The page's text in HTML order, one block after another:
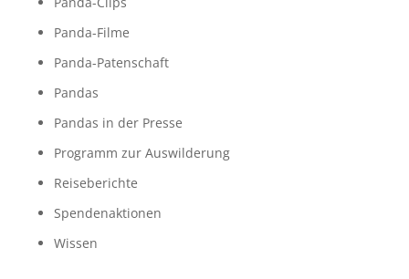
Panda-Filme
Panda-Patenschaft
Pandas
Pandas in der Presse
Programm zur Auswilderung
Reiseberichte
Spendenaktionen
Wissen